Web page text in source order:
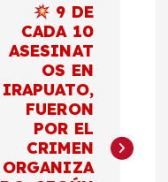
9 DE
CADA 10
ASESINAT
OS EN
IRAPUATO,
FUERON
POR EL
CRIMEN
ORGANIZA